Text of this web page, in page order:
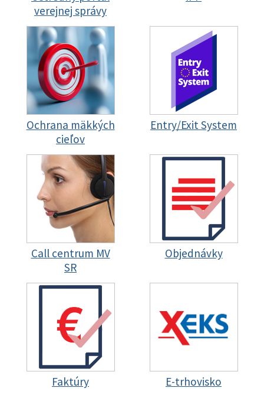
verejnej správy
Ochrana mäkkých
cieľov
Entry/Exit System
Call centrum MV
SR
Objednávky
Faktúry E-trhovisko